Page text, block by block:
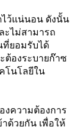
ว้แน่นอน ดังนั้น
ะไม่สามารถ
ที่ยอมรับได้
องระบายก๊าซ
โนโลยีใน
งความต้องการ
ด้วยกัน เพื่อให้